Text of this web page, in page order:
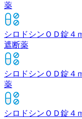
薬
シロドシンＯＤ錠４
遮断薬
シロドシンＯＤ錠４
薬
シロドシンＯＤ錠４